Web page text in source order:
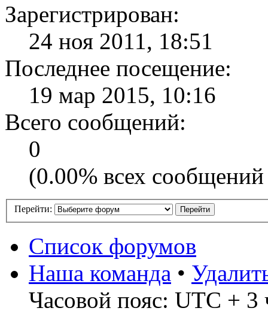
Зарегистрирован:
24 ноя 2011, 18:51
Последнее посещение:
19 мар 2015, 10:16
Всего сообщений:
0
(0.00% всех
Перейти:
Список форумов
Наша команда •
Часовой пояс: UTC + 3